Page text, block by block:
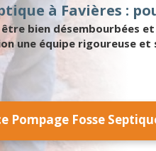
à Favières :
bien désembourbées
une équipe rigoureuse
Pompage Fosse